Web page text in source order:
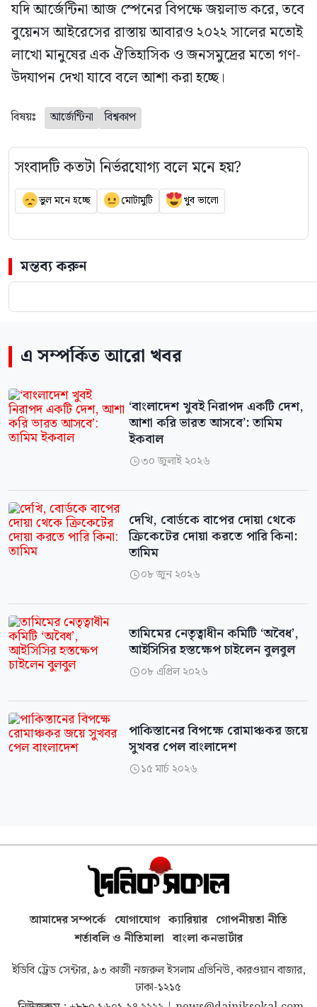
যদি আর্জেন্টিনা আজ স্পেনের বিপক্ষে জয়লাভ করে, তবে
বুয়েনস আইরেসের রাস্তায় আবারও ২০২২ সালের মতোই
লাখো মানুষের এক ঐতিহাসিক ও জনসমুদ্রের মতো গণ-
উদযাপন দেখা যাবে বলে আশা করা হচ্ছে।
বিষয়ঃ আর্জেন্টিনা বিশ্বকাপ
সংবাদটি কতটা নির্ভরযোগ্য বলে মনে হয়?
ভুল মনে হচ্ছে মোটামুটি খুব ভালো
মন্তব্য করুন
এ সম্পর্কিত আরো খবর
‘বাংলাদেশ খুবই নিরাপদ একটি দেশ,
আশা করি ভারত আসবে’: তামিম
ইকবাল
৩০ জুলাই ২০২৬
দেখি, বোর্ডকে বাপের দোয়া থেকে
ক্রিকেটের দোয়া করতে পারি কিনা:
তামিম
০৮ জুন ২০২৬
তামিমের নেতৃত্বাধীন কমিটি ‘অবৈধ’,
আইসিসির হস্তক্ষেপ চাইলেন বুলবুল
০৮ এপ্রিল ২০২৬
পাকিস্তানের বিপক্ষে রোমাঞ্চকর জয়ে
সুখবর পেল বাংলাদেশ
১৫ মার্চ ২০২৬
আমাদের সম্পর্কে যোগাযোগ ক্যারিয়ার গোপনীয়তা নীতি
শর্তাবলি ও নীতিমালা বাংলা কনভার্টার
ইডিবি ট্রেড সেন্টার, ৯৩ কাজী নজরুল ইসলাম এভিনিউ, কারওয়ান বাজার,
ঢাকা-১২১৫